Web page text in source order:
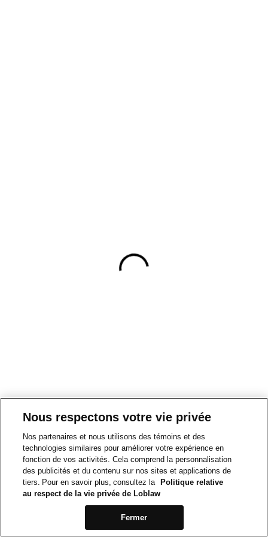
Nous respectons votre vie privée
Nos partenaires et nous utilisons des témoins et des
technologies similaires pour améliorer votre expérience en
fonction de vos activités. Cela comprend la personnalisation
des publicités et du contenu sur nos sites et applications de
tiers. Pour en savoir plus, consultez la
Politique relative
au respect de la vie privée de Loblaw
Fermer